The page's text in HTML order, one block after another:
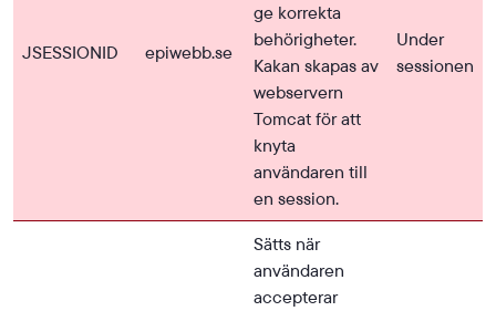
JSESSIONID epiwebb.se
ge korrekta
behörigheter.
Kakan skapas av
webservern
Tomcat för att
knyta
användaren till
en session.
Under
sessionen
Sätts när
användaren
accepterar